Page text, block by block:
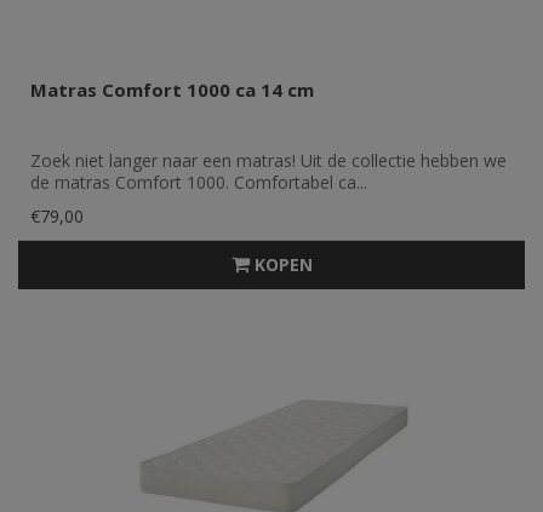
Matras Comfort 1000 ca 14 cm
Zoek niet langer naar een matras! Uit de collectie hebben we
de matras Comfort 1000. Comfortabel ca...
€79,00
KOPEN